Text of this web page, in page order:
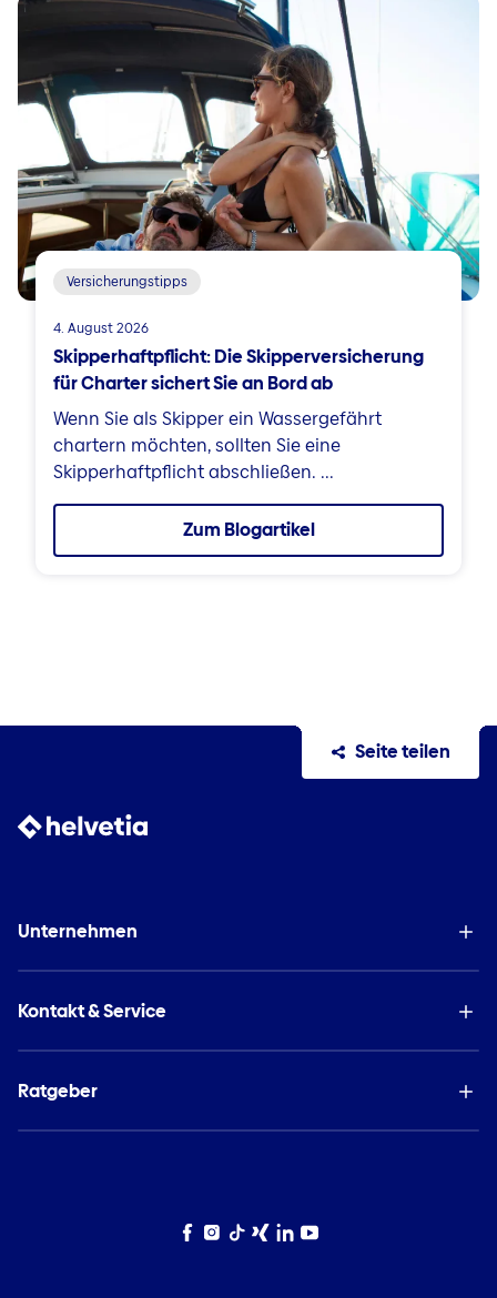
Versicherungstipps
4. August 2026
Skipperhaftpflicht: Die Skipperversicherung
für Charter sichert Sie an Bord ab
Wenn Sie als Skipper ein Wassergefährt
chartern möchten, sollten Sie eine
Skipperhaftpflicht abschließen. ...
Zum Blogartikel
Seite teilen
Unternehmen
Kontakt & Service
Ratgeber
Facebook
Instagram
TikTokXingLinkedIn
YouTube